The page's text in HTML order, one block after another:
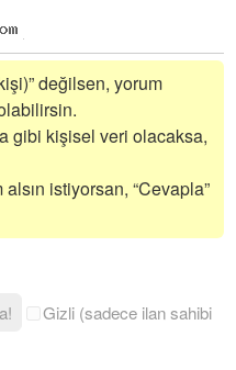
değilsen, yorum
gibi kişisel veri olacaksa,
istiyorsan, “Cevapla”
Gizli (sadece ilan sahibi